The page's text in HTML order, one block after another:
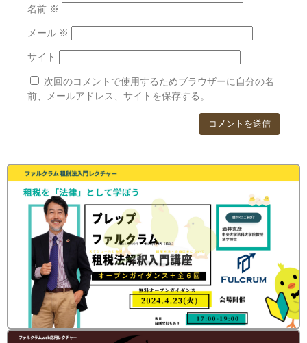
名前 ※
メール ※
サイト
次回のコメントで使用するためブラウザーに自分の名
前、メールアドレス、サイトを保存する。